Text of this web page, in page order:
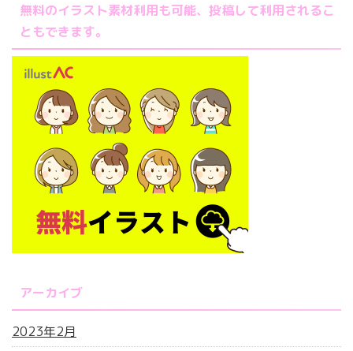
無料のイラスト素材利用も可能、投稿して利用されるこ
ともできます。
アーカイブ
2023年2月